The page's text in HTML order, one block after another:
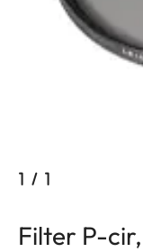
1 / 1
Filter P-